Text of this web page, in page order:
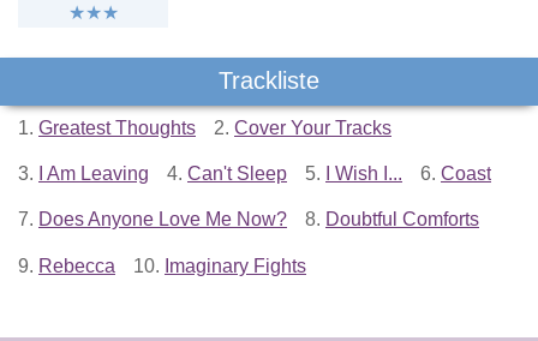
Trackliste
1. Greatest Thoughts 2. Cover Your Tracks
3. I Am Leaving 4. Can't Sleep 5. I Wish I... 6. Coast
7. Does Anyone Love Me Now? 8. Doubtful Comforts
9. Rebecca 10. Imaginary Fights